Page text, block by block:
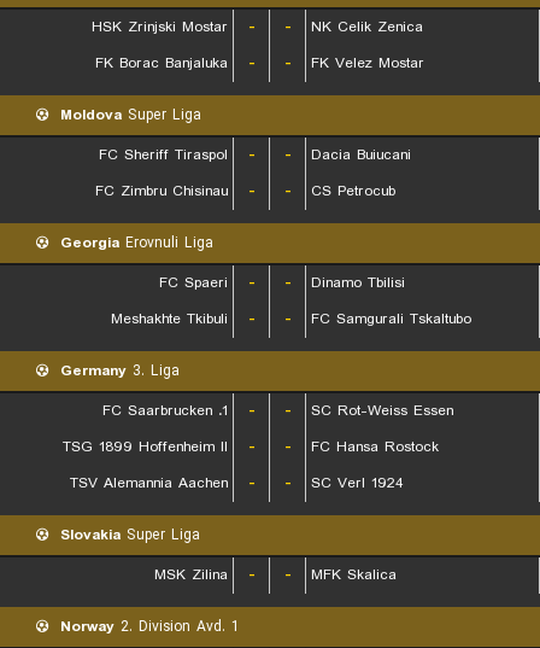
HSK Zrinjski Mostar
- -
NK Celik Zenica
FK Borac Banjaluka
- - FK Velez Mostar
Moldova Super Liga
FC Sheriff Tiraspol
- -
Dacia Buiucani
FC Zimbru Chisinau
- - CS Petrocub
Georgia Erovnuli Liga
FC Spaeri
- -
Dinamo Tbilisi
Meshakhte Tkibuli
- - FC Samgurali Tskaltubo
Germany 3. Liga
1. FC Saarbrucken
- -
SC Rot-Weiss Essen
TSG 1899 Hoffenheim II
- -
FC Hansa Rostock
TSV Alemannia Aachen
- - SC Verl 1924
Slovakia Super Liga
MSK Zilina
- - MFK Skalica
Norway 2. Division Avd. 1